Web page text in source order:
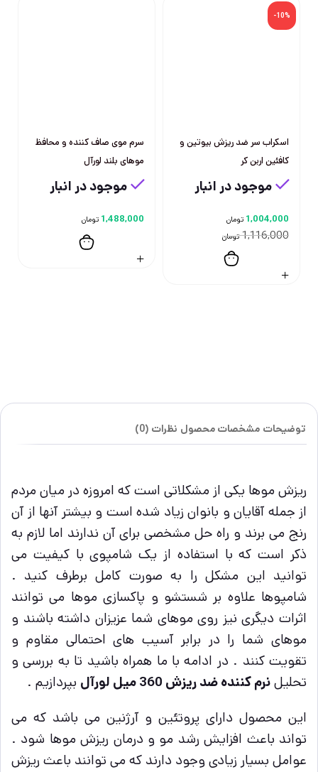
-10%
اسکراب سر ضد ریزش بیوتین و
کافئین اربن کر
موجود در انبار
1,116,000 تومان
1,004,000 تومان
سرم موی صاف کننده و محافظ
موهای بلند لورآل
موجود در انبار
1,488,000 تومان
توضیحات مشخصات محصول نظرات (0)
ریزش موها یکی از مشکلاتی است که امروزه در میان مردم
از جمله آقایان و بانوان زیاد شده است و بیشتر آنها از آن
رنج می برند و راه حل مشخصی برای آن ندارند اما لازم به
ذکر است که با استفاده از یک شامپوی با کیفیت می
توانید این مشکل را به صورت کامل برطرف کنید .
شامپوها علاوه بر شستشو و پاکسازی موها می توانند
اثرات دیگری نیز روی موهای شما عزیزان داشته باشند و
موهای شما را در برابر آسیب های احتمالی مقاوم و
تقویت کنند . در ادامه با ما همراه باشید تا به بررسی و
تحلیلنرم کننده ضد ریزش 360 میل لورآل
بپردازیم .
این محصول دارای پروتئین و آرژنین می باشد که می
تواند باعث افزایش رشد مو و درمان ریزش موها شود .
عوامل بسیار زیادی وجود دارند که می توانند باعث ریزش